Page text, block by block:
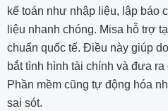
kế toán như nhập liệu, lập báo
liệu nhanh chóng. Misa hỗ trợ
chuẩn quốc tế. Điều này giúp
bắt tình hình tài chính và đưa
Phần mềm cũng tự động hóa
sai sót.